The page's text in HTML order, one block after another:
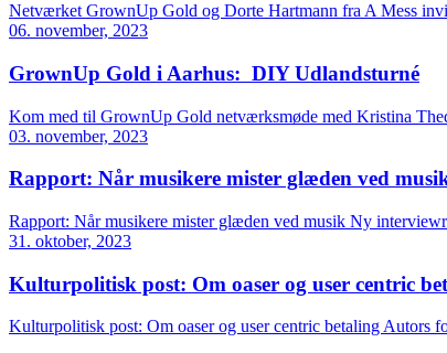
Netværket GrownUp Gold og Dorte Hartmann fra A Mess
06. november, 2023
GrownUp Gold i Aarhus: DIY Udlandsturné
Kom med til GrownUp Gold netværksmøde med Kristina
03. november, 2023
Rapport: Når musikere mister glæden ved
Rapport: Når musikere mister glæden ved musik Ny
31. oktober, 2023
Kulturpolitisk post: Om oaser og user centric
Kulturpolitisk post: Om oaser og user centric betaling